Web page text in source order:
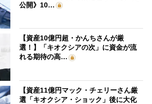
公開》10…
【資産10億円超・かんちさんが厳
選！】「キオクシアの次」に資金が流
れる期待の高…
【資産11億円マック・チェリーさん厳
選「キオクシア・ショック」後に大化